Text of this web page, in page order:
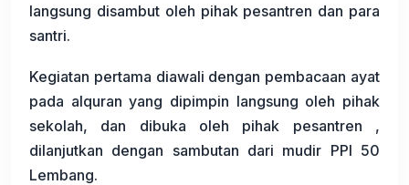
langsung disambut oleh pihak pesantren dan para
santri.
Kegiatan pertama diawali dengan pembacaan ayat
pada alquran yang dipimpin langsung oleh pihak
sekolah, dan dibuka oleh pihak pesantren ,
dilanjutkan dengan sambutan dari mudir PPI 50
Lembang.